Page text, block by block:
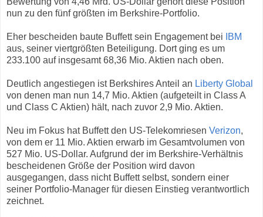
nun zu den fünf größten im Berkshire-Portfolio.
Eher bescheiden baute Buffett sein Engagement bei
IBM
aus, seiner viertgrößten Beteiligung. Dort ging es um
233.100 auf insgesamt 68,36 Mio. Aktien nach oben.
Deutlich angestiegen ist Berkshires Anteil an Liberty Global
von denen man nun 14,7 Mio. Aktien (aufgeteilt in Class A
und Class C Aktien) hält, nach zuvor 2,9 Mio. Aktien.
Neu im Fokus hat Buffett den US-Telekomriesen Verizon,
von dem er 11 Mio. Aktien erwarb im Gesamtvolumen von
527 Mio. US-Dollar. Aufgrund der im Berkshire-Verhältnis
bescheidenen Größe der Position wird davon
ausgegangen, dass nicht Buffett selbst, sondern einer
seiner Portfolio-Manager für diesen Einstieg verantwortlich
zeichnet.